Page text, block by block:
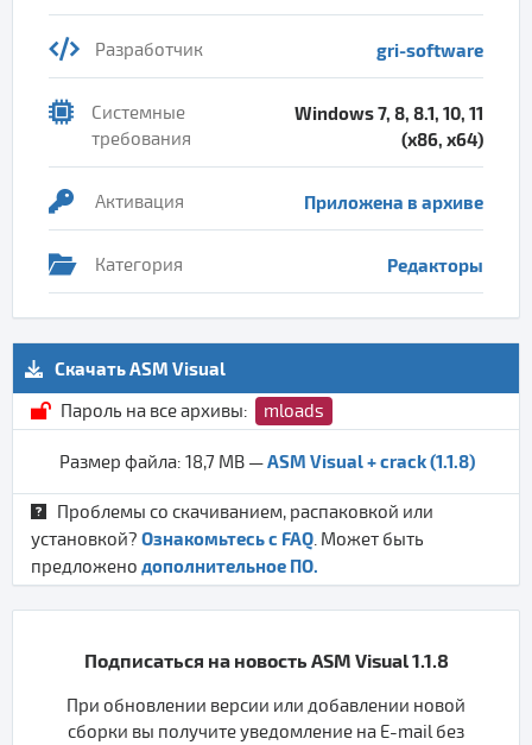
Разработчик gri-software
Системные
требования
Windows 7, 8, 8.1, 10, 11
(x86, x64)
Активация Приложена в архиве
Категория Редакторы
Скачать ASM Visual
Пароль на все архивы:
mloads
Размер файла: 18,7 MB —ASM Visual + crack (1.1.8)
Проблемы со скачиванием, распаковкой или
установкой? Ознакомьтесь с FAQ. Может быть
предложено дополнительное ПО.
Подписаться на новость ASM Visual 1.1.8
При обновлении версии или добавлении новой
сборки вы получите уведомление на E-mail без